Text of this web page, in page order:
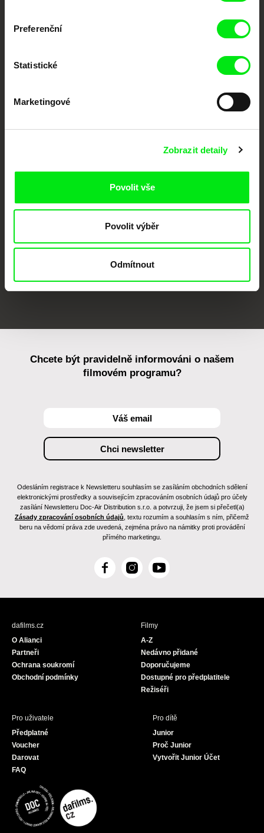
Preferenční
Statistické
Marketingové
Zobrazit detaily
Povolit vše
Povolit výběr
Odmítnout
Portál DAFilms.cz je výsledkem tvůrčí spolupráce 7 klíčových evropských
festivalů dokumentárního filmu sdružených do Doc Alliance. Naším cílem je
posouvat hranice dokumentárního filmu, propagovat jeho rozmanitost a
CPH:DOX Doclisboa
Millennium Docs
Against Gravity
DOK Leipzig
Chcete být pravidelně informováni o našem
filmovém programu?
Odesláním registrace k Newsletteru souhlasím se zasíláním obchodních sdělení
elektronickými prostředky a souvisejícím zpracováním osobních údajů pro účely
zasílání Newsletteru Doc-Air Distribution s.r.o. a potvrzuji, že jsem si přečetl(a)
Zásady zpracování osobních údajů , textu rozumím a souhlasím s ním, přičemž
beru na vědomí práva zde uvedená, zejména právo na námitky proti provádění
přímého marketingu.
F
c
I
s
Y
u
dafilms.cz
O Alianci
Partneři
Ochrana soukromí
Obchodní podmínky
Filmy
A-Z
Nedávno přidané
Doporučujeme
Dostupné pro předplatitele
Režiséři
Pro uživatele
Předplatné
Voucher
Darovat
FAQ
Pro dítě
Junior
Proč Junior
Vytvořit Junior Účet